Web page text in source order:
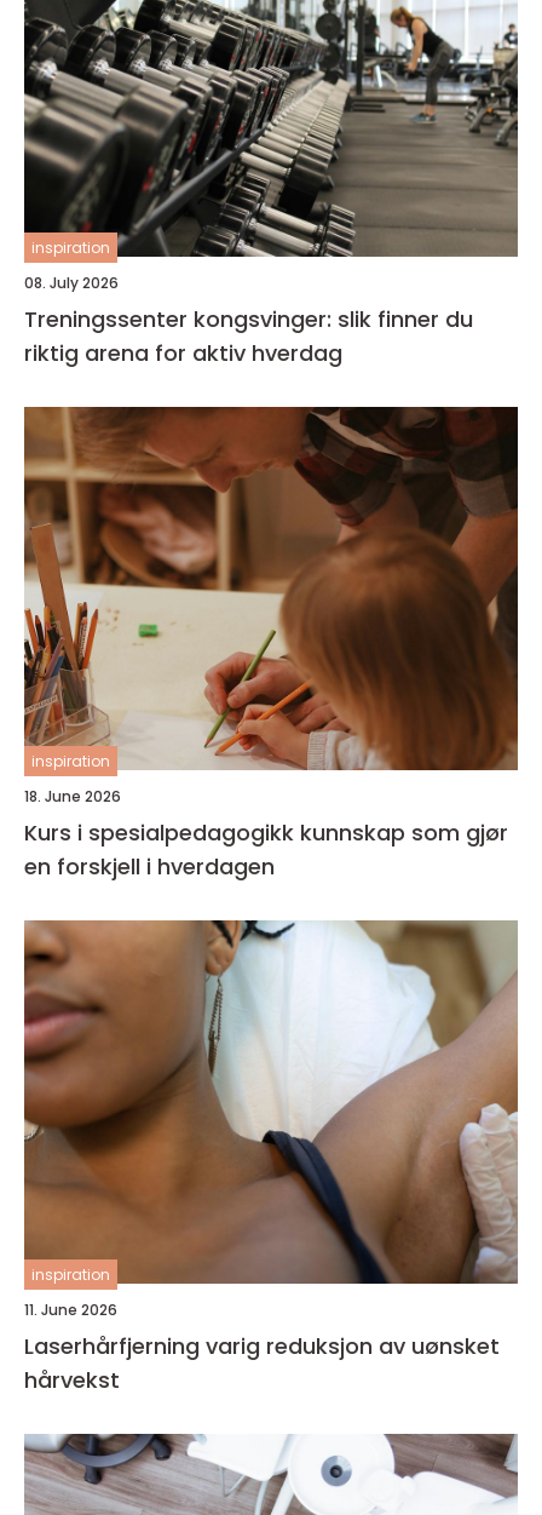
inspiration
08. July 2026
Treningssenter kongsvinger: slik finner du
riktig arena for aktiv hverdag
inspiration
18. June 2026
Kurs i spesialpedagogikk kunnskap som gjør
en forskjell i hverdagen
inspiration
11. June 2026
Laserhårfjerning varig reduksjon av uønsket
hårvekst